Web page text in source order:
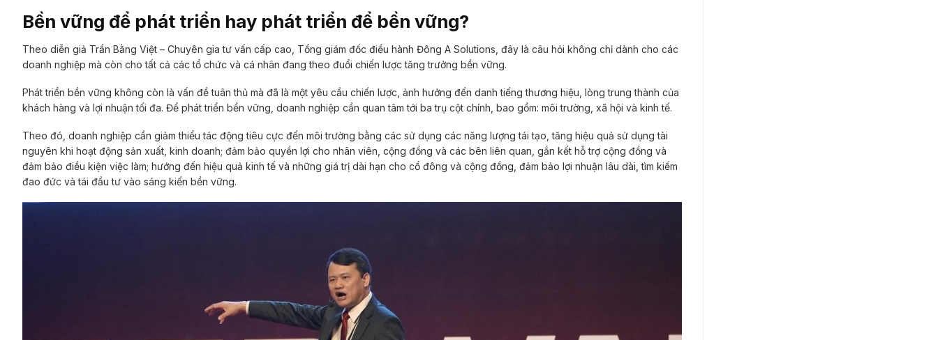
Bền vững để phát triển hay phát triển để bền vững?
Theo diễn giả Trần Bằng Việt – Chuyên gia tư vấn cấp cao, Tổng giám đốc điều hành Đông A Solutions, đây là câu hỏi không chỉ dành cho các
doanh nghiệp mà còn cho tất cả các tổ chức và cá nhân đang theo đuổi chiến lược tăng trưởng bền vững.
Phát triển bền vững không còn là vấn đề tuân thủ mà đã là một yêu cầu chiến lược, ảnh hưởng đến danh tiếng thương hiệu, lòng trung thành của
khách hàng và lợi nhuận tối đa. Để phát triển bền vững, doanh nghiệp cần quan tâm tới ba trụ cột chính, bao gồm: môi trường, xã hội và kinh tế.
Theo đó, doanh nghiệp cần giảm thiểu tác động tiêu cực đến môi trường bằng các sử dụng các năng lượng tái tạo, tăng hiệu quả sử dụng tài
nguyên khi hoạt động sản xuất, kinh doanh; đảm bảo quyền lợi cho nhân viên, cộng đồng và các bên liên quan, gắn kết hỗ trợ cộng đồng và
đảm bảo điều kiện việc làm; hướng đến hiệu quả kinh tế và những giá trị dài hạn cho cổ đông và cộng đồng, đảm bảo lợi nhuận lâu dài, tìm kiếm
đao đức và tái đầu tư vào sáng kiến bền vững.